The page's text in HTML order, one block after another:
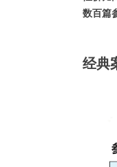
数百篇
经典